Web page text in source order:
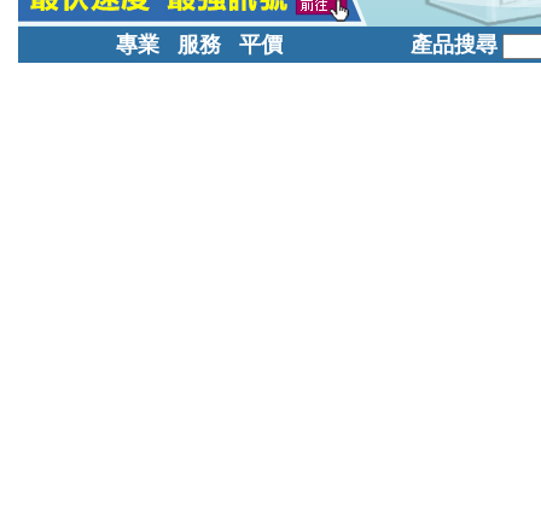
專業 服務 平價 產品搜尋